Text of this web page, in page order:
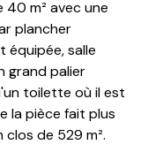
40 m² avec une
plancher
équipée, salle
grand palier
toilette où il est
la pièce fait plus
clos de 529 m².